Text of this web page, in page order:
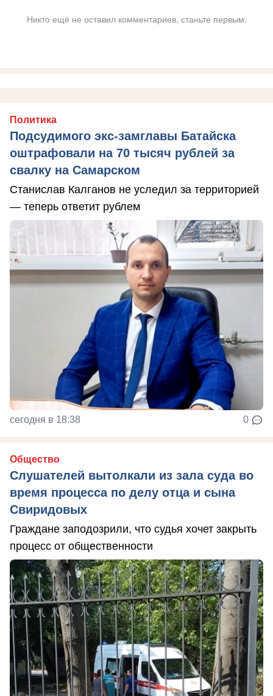
Никто ещё не оставил комментариев, станьте первым.
Политика
Подсудимого экс-замглавы Батайска
оштрафовали на 70 тысяч рублей за
свалку на Самарском
Станислав Калганов не уследил за территорией
— теперь ответит рублем
сегодня в 18:38 0
Общество
Слушателей вытолкали из зала суда во
время процесса по делу отца и сына
Свиридовых
Граждане заподозрили, что судья хочет закрыть
процесс от общественности